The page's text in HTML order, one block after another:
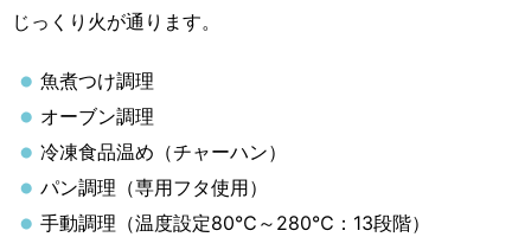
じっくり火が通ります。
魚煮つけ調理
オーブン調理
冷凍食品温め（チャーハン）
パン調理（専用フタ使用）
手動調理（温度設定80℃～280℃：13段階）